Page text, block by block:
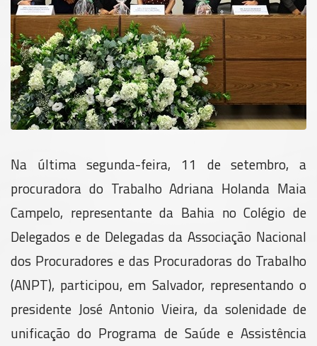
Na última segunda-feira, 11 de setembro, a
procuradora do Trabalho Adriana Holanda Maia
Campelo, representante da Bahia no Colégio de
Delegados e de Delegadas da Associação Nacional
dos Procuradores e das Procuradoras do Trabalho
(ANPT), participou, em Salvador, representando o
presidente José Antonio Vieira, da solenidade de
unificação do Programa de Saúde e Assistência